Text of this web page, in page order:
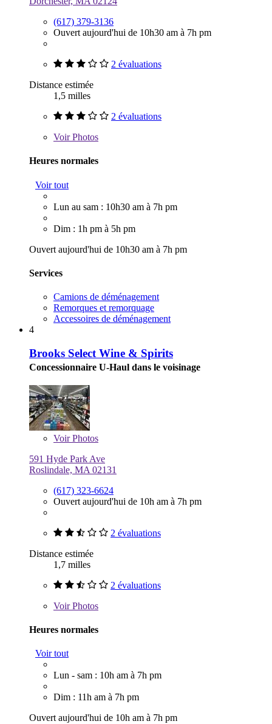
(617) 379-3136
Ouvert aujourd'hui de 10h30 am à 7h pm
2 évaluations
Distance estimée
1,5 milles
2 évaluations
VoirPhotos
Heures normales
Voir tout
Lun au sam : 10h30 am à 7h pm
Dim : 1h pm à 5h pm
Ouvert aujourd'hui de 10h30 am à 7h pm
Services
Camions de déménagement
Remorques et remorquage
Accessoires de déménagement
4
Brooks Select Wine & Spirits
Concessionnaire U-Haul dans le voisinage
VoirPhotos
591 Hyde Park Ave
Roslindale, MA 02131
(617) 323-6624
Ouvert aujourd'hui de 10h am à 7h pm
2 évaluations
Distance estimée
1,7 milles
2 évaluations
VoirPhotos
Heures normales
Voir tout
Lun - sam : 10h am à 7h pm
Dim : 11h am à 7h pm
Ouvert aujourd'hui de 10h am à 7h pm